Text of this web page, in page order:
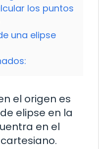
los puntos
una elipse
el origen es
elipse en la
en el